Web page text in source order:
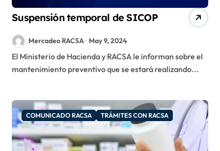
Suspensión temporal de SICOP
Mercadeo RACSA May 9, 2024
El Ministerio de Hacienda y RACSA le informan sobre el
mantenimiento preventivo que se estará realizando...
COMUNICADO RACSA TRÁMITES CON RACSA